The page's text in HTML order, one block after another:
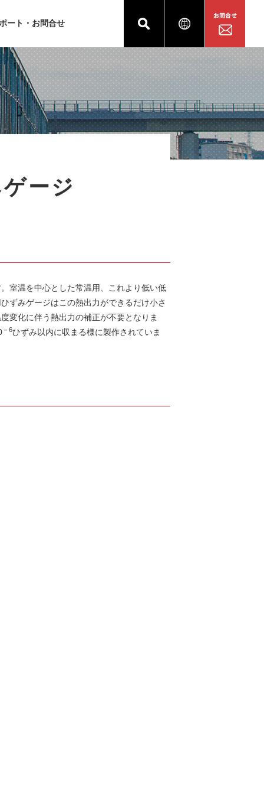
ート・お問合せ
ージ
室温を中心とした常温用、これより低い低
ずみゲージはこの熱出力ができるだけ小さ
変化に伴う熱出力の補正が不要となりま
－6ひずみ以内に収まる様に製作されていま